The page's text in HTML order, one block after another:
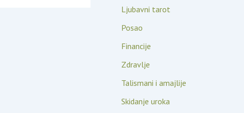
Ljubavni tarot
Posao
Financije
Zdravlje
Talismani i amajlije
Skidanje uroka